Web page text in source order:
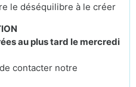
le déséquilibre à le créer
au plus tard le mercredi
contacter notre